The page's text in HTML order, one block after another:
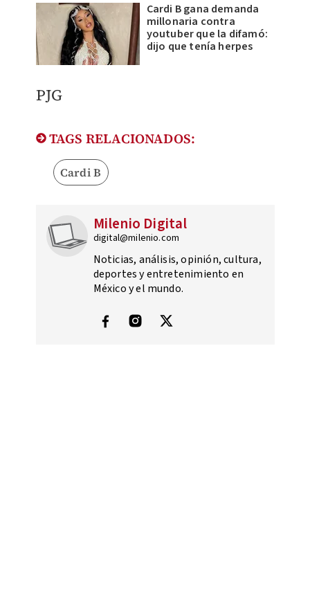
Cardi B gana demanda
millonaria contra
youtuber que la difamó:
dijo que tenía herpes
PJG
TAGS RELACIONADOS:
Cardi B
Milenio Digital
digital@milenio.com
Noticias, análisis, opinión, cultura,
deportes y entretenimiento en
México y el mundo.